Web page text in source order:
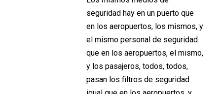
seguridad hay en un puerto que
en los aeropuertos, los mismos, y
el mismo personal de seguridad
que en los aeropuertos, el mismo,
y los pasajeros, todos, todos,
pasan los filtros de seguridad